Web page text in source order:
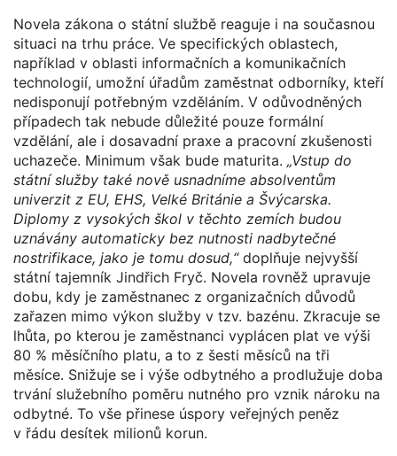
Novela zákona o státní službě reaguje i na současnou
situaci na trhu práce. Ve specifických oblastech,
například v oblasti informačních a komunikačních
technologií, umožní úřadům zaměstnat odborníky, kteří
nedisponují potřebným vzděláním. V odůvodněných
případech tak nebude důležité pouze formální
vzdělání, ale i dosavadní praxe a pracovní zkušenosti
uchazeče. Minimum však bude maturita. „Vstup do
státní služby také nově usnadníme absolventům
univerzit z EU, EHS, Velké Británie a Švýcarska.
Diplomy z vysokých škol v těchto zemích budou
uznávány automaticky bez nutnosti nadbytečné
nostrifikace, jako je tomu dosud,“doplňuje nejvyšší
státní tajemník Jindřich Fryč. Novela rovněž upravuje
dobu, kdy je zaměstnanec z organizačních důvodů
zařazen mimo výkon služby v tzv. bazénu. Zkracuje se
lhůta, po kterou je zaměstnanci vyplácen plat ve výši
80 % měsíčního platu, a to z šesti měsíců na tři
měsíce. Snižuje se i výše odbytného a prodlužuje doba
trvání služebního poměru nutného pro vznik nároku na
odbytné. To vše přinese úspory veřejných peněz
v řádu desítek milionů korun.